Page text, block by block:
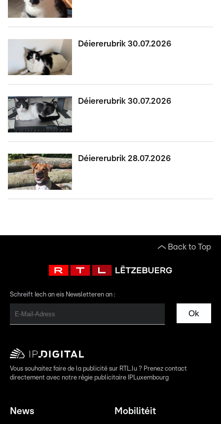
Déiererubrik 30.07.2026
Déiererubrik 30.07.2026
Déiererubrik 28.07.2026
Back to Top
Schreift Iech an eis Newsletteren an :
Ok
Vous souhaitez faire de la publicité sur RTL.lu ? Prenez contact
directement avec notre régie publicitaire IPLuxembourg
News Mobilitéit